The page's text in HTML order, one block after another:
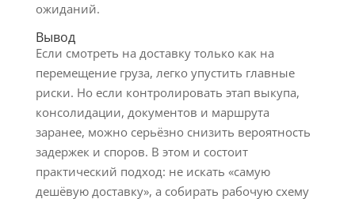
ожиданий.
Вывод
Если смотреть на доставку только как на
перемещение груза, легко упустить главные
риски. Но если контролировать этап выкупа,
консолидации, документов и маршрута
заранее, можно серьёзно снизить вероятность
задержек и споров. В этом и состоит
практический подход: не искать «самую
дешёвую доставку», а собирать рабочую схему